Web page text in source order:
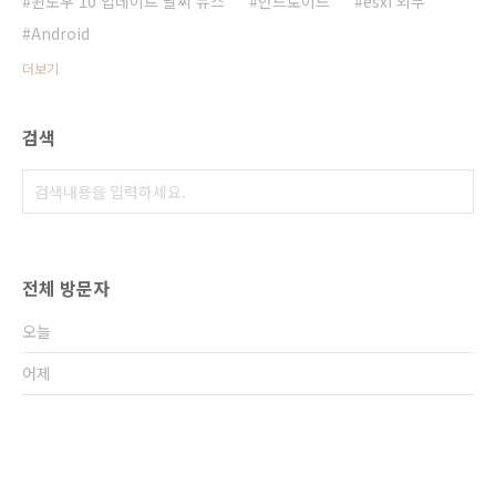
Android
더보기
검색
전체 방문자
오늘
어제